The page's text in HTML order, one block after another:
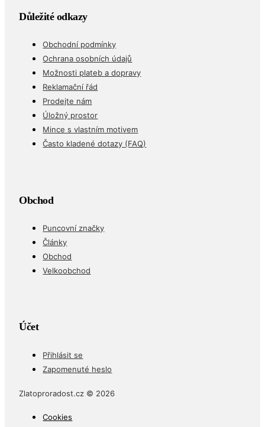
Důležité odkazy
Obchodní podmínky
Ochrana osobních údajů
Možnosti plateb a dopravy
Reklamační řád
Prodejte nám
Úložný prostor
Mince s vlastním motivem
Často kladené dotazy (FAQ)
Obchod
Puncovní značky
Články
Obchod
Velkoobchod
Účet
Přihlásit se
Zapomenuté heslo
Zlatoproradost.cz © 2026
Cookies